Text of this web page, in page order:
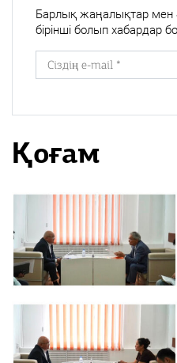
Қоғам
Барлық жаңалықтар мен
бірінші болып хабардар